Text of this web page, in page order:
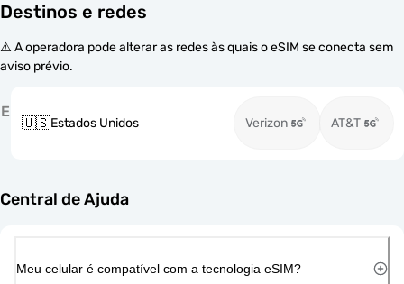
Destinos e redes
⚠️ A operadora pode alterar as redes às quais o eSIM se conecta sem
aviso prévio.
E
🇺🇸Estados Unidos Verizon AT&T
Central de Ajuda
Meu celular é compatível com a tecnologia eSIM?